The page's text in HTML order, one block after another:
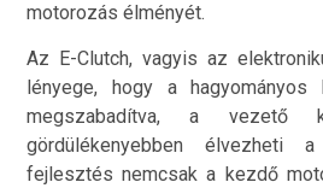
motorozás élményét.
Az E-Clutch, vagyis az
lényege, hogy a hagyományos
megszabadítva, a vezető
gördülékenyebben élvezheti
fejlesztés nemcsak a kezdő